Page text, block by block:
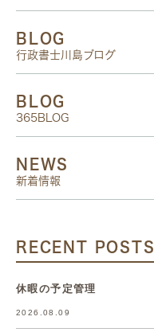
BLOG
行政書士川島ブログ
BLOG
365BLOG
NEWS
新着情報
RECENT POSTS
休暇の予定管理
2026.08.09